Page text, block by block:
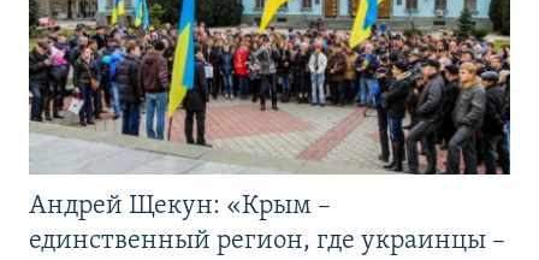
Андрей Щекун: «Крым –
единственный регион, где украинцы –